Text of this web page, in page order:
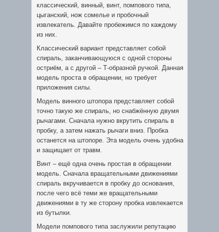
классический, винный, винт, помпового типа,
цыганский, нож сомелье и пробочный
извлекатель. Давайте пробежимся по каждому
из них.
Классический вариант представляет собой
спираль, заканчивающуюся с одной стороны
остриём, а с другой – Т-образной ручкой. Данная
модель проста в обращении, но требует
приложения силы.
Модель винного штопора представляет собой
точно такую же спираль, но снабжённую двумя
рычагами. Сначала нужно вкрутить спираль в
пробку, а затем нажать рычаги вниз. Пробка
останется на штопоре. Эта модель очень удобна
и защищает от травм.
Винт – ещё одна очень простая в обращении
модель. Сначала вращательными движениями
спираль вкручивается в пробку до основания,
после чего всё теми же вращательными
движениями в ту же сторону пробка извлекается
из бутылки.
Модели помпового типа заслужили репутацию